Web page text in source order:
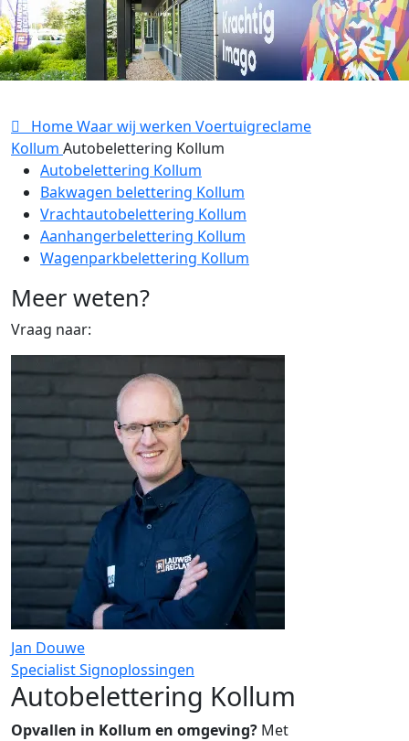
HomeWaar wij werken Voertuigreclame
Kollum Autobelettering Kollum
Autobelettering Kollum
Bakwagen belettering Kollum
Vrachtautobelettering Kollum
Aanhangerbelettering Kollum
Wagenparkbelettering Kollum
Meer weten?
Vraag naar:
Jan Douwe
Specialist Signoplossingen
Autobelettering Kollum
Opvallen in Kollum en omgeving? Met